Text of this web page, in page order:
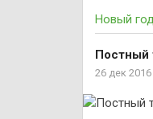
Новый
Постный
26 дек 2016